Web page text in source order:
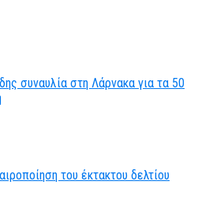
συναυλία στη Λάρνακα για τα 50
του έκτακτου δελτίου